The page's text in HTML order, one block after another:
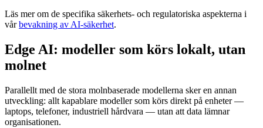
Läs mer om de specifika säkerhets- och regulatoriska aspekterna i
vårbevakning av AI-säkerhet.
Edge AI: modeller som körs lokalt, utan
molnet
Parallellt med de stora molnbaserade modellerna sker en annan
utveckling: allt kapablare modeller som körs direkt på enheter —
laptops, telefoner, industriell hårdvara — utan att data lämnar
organisationen.